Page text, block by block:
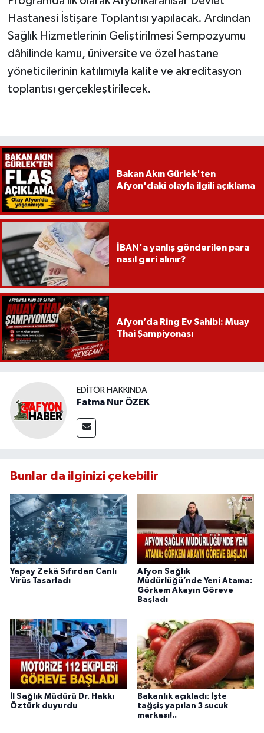
Hastanesi İstişare Toplantısı yapılacak. Ardından
Sağlık Hizmetlerinin Geliştirilmesi Sempozyumu
dâhilinde kamu, üniversite ve özel hastane
yöneticilerinin katılımıyla kalite ve akreditasyon
toplantısı gerçekleştirilecek.
Bakan Akın Gürlek'ten
Afyon'daki olayla ilgili açıklama
İBAN'a yanlış gönderilen para
nasıl geri alınır?
Afyon’da Ring Ev Sahibi: Muay
Thai Şampiyonası
EDITÖR HAKKINDA
Fatma Nur ÖZEK
Bunlar da ilginizi çekebilir
Yapay Zekâ Sıfırdan Canlı
Virüs Tasarladı
Afyon Sağlık
Müdürlüğü’nde Yeni Atama:
Görkem Akayın Göreve
Başladı
İl Sağlık Müdürü Dr. Hakkı
Öztürk duyurdu
Bakanlık açıkladı: İşte
tağşiş yapılan 3 sucuk
markası!..